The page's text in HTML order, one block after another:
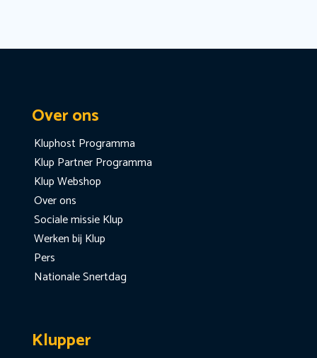
Over ons
Kluphost Programma
Klup Partner Programma
Klup Webshop
Over ons
Sociale missie Klup
Werken bij Klup
Pers
Nationale Snertdag
Klupper